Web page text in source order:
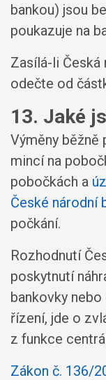
bankou) jsou
poukazuje na
Zasílá-li Česká
odečte od
13. Jaké
Výměny běžně
mincí na
pobočkách a
České národní
počkání.
Rozhodnutí
poskytnutí
bankovky
řízení, jde o
z funkce
Zákon č. 136/